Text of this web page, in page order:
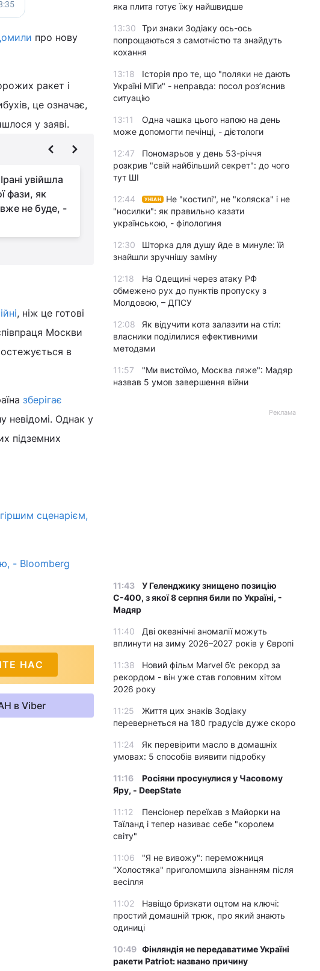
про нову
ракет і
це означає,
у заяві.
увійшла
фази, як
не буде, -
знищення в Дубаї
складу систем ППО з
українцями: у МЗС відреагували
, ніж це готові
Москви
в
зберігає
невідомі. Однак у
підземних
сценарієм,
- Bloomberg
НАС
в Viber
яка плита готує їжу найшвидше
13:30
Три знаки Зодіаку ось-ось
попрощаються з самотністю та знайдуть
кохання
13:18
Історія про те, що "поляки не дають
Україні МіГи" - неправда: посол роз’яснив
ситуацію
13:11
Одна чашка цього напою на день
може допомогти печінці, - дієтологи
12:47
Пономарьов у день 53-річчя
розкрив "свій найбільший секрет": до чого
тут ШІ
12:44 УНІАН
Не "костилі", не "коляска" і не
"носилки": як правильно казати
українською, - філологиня
12:30
Шторка для душу йде в минуле: їй
знайшли зручнішу заміну
12:18
На Одещині через атаку РФ
обмежено рух до пунктів пропуску з
Молдовою, – ДПСУ
12:08
Як відучити кота залазити на стіл:
власники поділилися ефективними
методами
11:57
"Ми вистоїмо, Москва ляже": Мадяр
назвав 5 умов завершення війни
Реклама
11:43
У Геленджику знищено позицію
С-400, з якої 8 серпня били по Україні, -
Мадяр
11:40
Дві океанічні аномалії можуть
вплинути на зиму 2026–2027 років у Європі
11:38
Новий фільм Marvel б’є рекорд за
рекордом - він уже став головним хітом
2026 року
11:25
Життя цих знаків Зодіаку
перевернеться на 180 градусів дуже скоро
11:24
Як перевірити масло в домашніх
умовах: 5 способів виявити підробку
11:16
Росіяни просунулися у Часовому
Яру, - DeepState
11:12
Пенсіонер переїхав з Майорки на
Таїланд і тепер називає себе "королем
світу"
11:06
"Я не вивожу": переможниця
"Холостяка" приголомшила зізнанням після
весілля
11:02
Навіщо бризкати оцтом на ключі:
простий домашній трюк, про який знають
одиниці
10:49 Фінляндія не передаватиме Україні
ракети Patriot: названо причину